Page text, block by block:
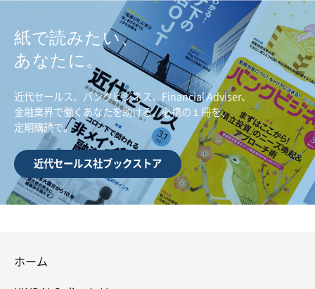
紙で読みたい、
あなたに。
近代セールス、バンクビジネス、Financial Adviser、
金融業界で働くあなたを助ける、必携の１冊を、
定期購読で。
近代セールス社ブックストア
ホーム